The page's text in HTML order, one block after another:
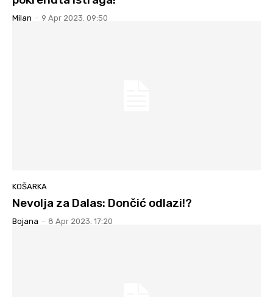
Milan - 9 Apr 2023. 09:50
KOŠARKA
Nevolja za Dalas: Dončić odlazi!?
Bojana - 8 Apr 2023. 17:20